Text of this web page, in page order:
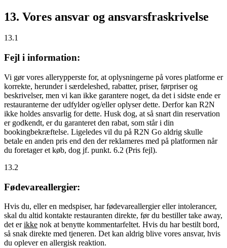
13. Vores ansvar og ansvarsfraskrivelse
13.1
Fejl i information:
Vi gør vores allerypperste for, at oplysningerne på vores platforme er
korrekte, herunder i særdeleshed, rabatter, priser, førpriser og
beskrivelser, men vi kan ikke garantere noget, da det i sidste ende er
restauranterne der udfylder og/eller oplyser dette. Derfor kan R2N
ikke holdes ansvarlig for dette. Husk dog, at så snart din reservation
er godkendt, er du garanteret den rabat, som står i din
bookingbekræftelse. Ligeledes vil du på R2N Go aldrig skulle
betale en anden pris end den der reklameres med på platformen når
du foretager et køb, dog jf. punkt. 6.2 (Pris fejl).
13.2
Fødevareallergier:
Hvis du, eller en medspiser, har fødevareallergier eller intolerancer,
skal du altid kontakte restauranten direkte, før du bestiller take away,
det erikke nok at benytte kommentarfeltet. Hvis du har bestilt bord,
så snak direkte med tjeneren. Det kan aldrig blive vores ansvar, hvis
du oplever en allergisk reaktion.